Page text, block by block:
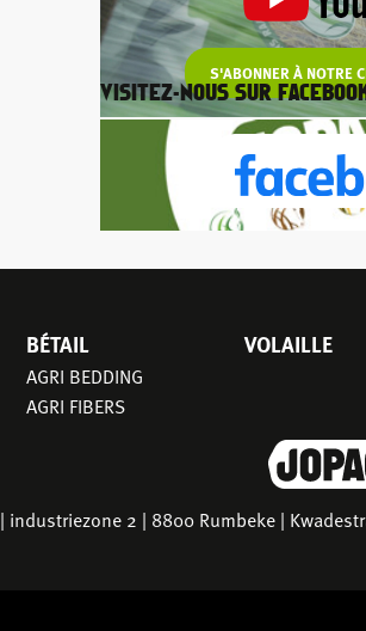
S'ABONNER À NOTRE
VISITEZ-NOUS SUR
BÉTAIL
AGRI BEDDING
AGRI FIBERS
VOLAILLE
| industriezone 2 | 8800 Rumbeke |